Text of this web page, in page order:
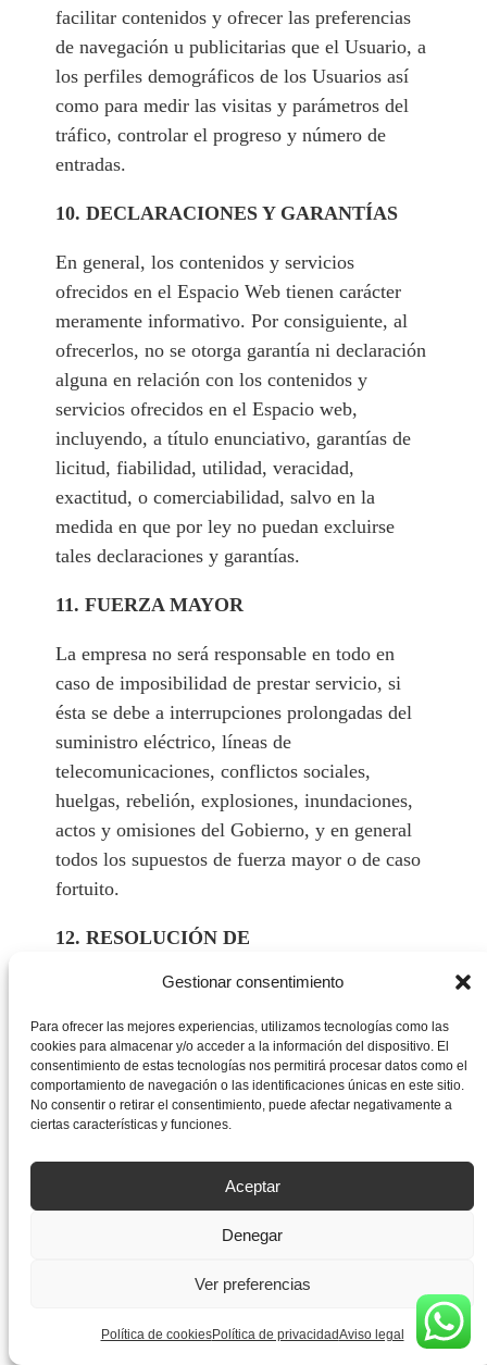
Gestionar consentimiento
Para ofrecer las mejores experiencias, utilizamos tecnologías como las
cookies para almacenar y/o acceder a la información del dispositivo. El
consentimiento de estas tecnologías nos permitirá procesar datos como el
comportamiento de navegación o las identificaciones únicas en este sitio.
No consentir o retirar el consentimiento, puede afectar negativamente a
ciertas características y funciones.
Aceptar
Denegar
Ver preferencias
Política de cookiesPolítica de privacidadAviso legal
facilitar contenidos y ofrecer las preferencias
de navegación u publicitarias que el Usuario, a
los perfiles demográficos de los Usuarios así
como para medir las visitas y parámetros del
tráfico, controlar el progreso y número de
entradas.
10. DECLARACIONES Y GARANTÍAS
En general, los contenidos y servicios
ofrecidos en el Espacio Web tienen carácter
meramente informativo. Por consiguiente, al
ofrecerlos, no se otorga garantía ni declaración
alguna en relación con los contenidos y
servicios ofrecidos en el Espacio web,
incluyendo, a título enunciativo, garantías de
licitud, fiabilidad, utilidad, veracidad,
exactitud, o comerciabilidad, salvo en la
medida en que por ley no puedan excluirse
tales declaraciones y garantías.
11. FUERZA MAYOR
La empresa no será responsable en todo en
caso de imposibilidad de prestar servicio, si
ésta se debe a interrupciones prolongadas del
suministro eléctrico, líneas de
telecomunicaciones, conflictos sociales,
huelgas, rebelión, explosiones, inundaciones,
actos y omisiones del Gobierno, y en general
todos los supuestos de fuerza mayor o de caso
fortuito.
12. RESOLUCIÓN DE
Las presentes Condiciones Generales de Uso,
así como el uso del Espacio Web, se regirán
por la legislación española. Para la resolución
de cualquier controversia las partes se
someterán a los Juzgados y Tribunales del
domicilio social del Responsable del sitio web.
En el supuesto de que cualquier estipulación de
resultara inexigible o nula en virtud de la
legislación aplicable o como consecuencia de